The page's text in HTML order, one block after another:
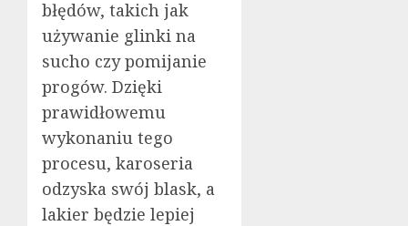
błędów, takich jak
używanie glinki na
sucho czy pomijanie
progów. Dzięki
prawidłowemu
wykonaniu tego
procesu, karoseria
odzyska swój blask, a
lakier będzie lepiej